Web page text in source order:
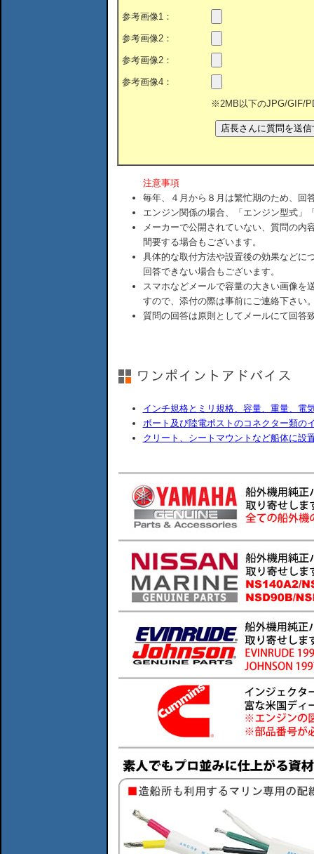
参考画像1：
参考画像2：
参考画像2：
参考画像4：
※2MB以下のJPG/GIF/
注意事項
毎年、４月から８月は繁忙期のため、回
エンジン関係の場合、「エンジン型式」
メーカーで公開されていない、質問の内
間要する場合もございます。
具体的な取付方法や設置後の効果などに
回答できない場合もございます。
スマホなどメールで容量の大きい画像を
すので、添付の際は事前にご連絡下さい
質問の回答は原則としてメールにて回答
インチ規格とミリ規格、容量、重量、電
ボート及び陸電ポストのコネクター類の
クリート、シートマウントなど船体に設